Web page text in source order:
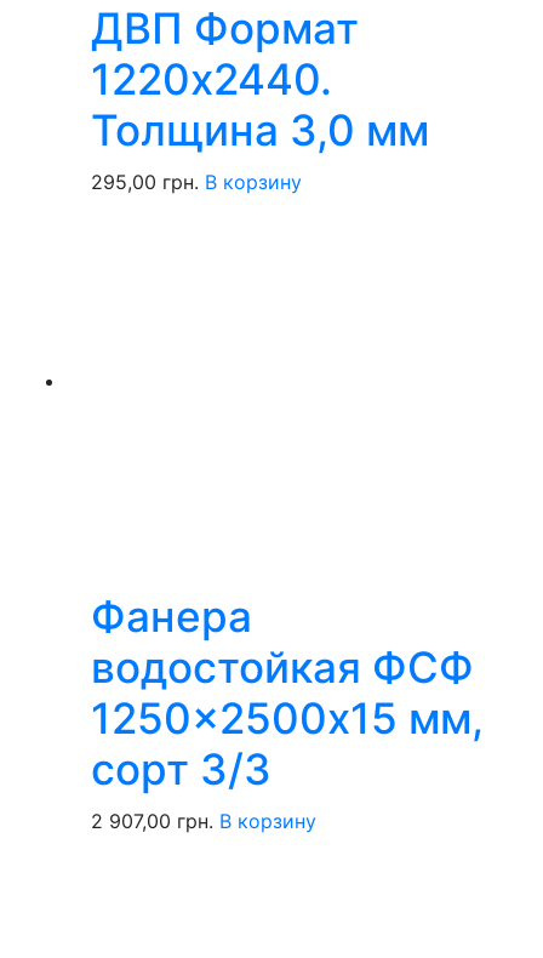
ДВП Формат
1220х2440.
Толщина 3,0 мм
295,00 грн. В корзину
Фанера
водостойкая ФСФ
1250×2500х15 мм,
сорт 3/3
2 907,00 грн. В корзину